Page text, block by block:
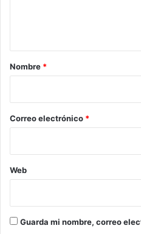
r
*
Nombre *
Correo electrónico *
Web
Guarda mi nombre, correo